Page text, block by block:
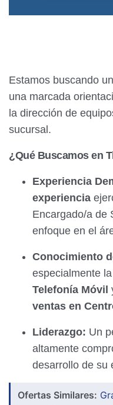
Estamos buscando
una marcada
la dirección de
sucursal.
¿Qué Buscamos en
Experiencia
experiencia
Encargado/a de
enfoque en el
Conocimiento
especialmente
Telefonía Móvil
ventas en
Liderazgo: Un
altamente
desarrollo de su
Ofertas Similares: